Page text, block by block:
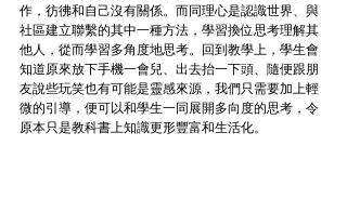
作，彷彿和自己沒有關係。而同理心是認識世界、與
社區建立聯繫的其中一種方法，學習換位思考理解其
他人，從而學習多角度地思考。回到教學上，學生會
知道原來放下手機一會兒、出去抬一下頭、隨便跟朋
友說些玩笑也有可能是靈感來源，我們只需要加上輕
微的引導，便可以和學生一同展開多向度的思考，令
原本只是教科書上知識更形豐富和生活化。